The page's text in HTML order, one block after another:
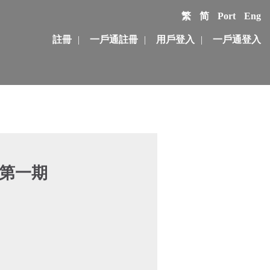
繁 简 Port Eng
註冊 | 一戶通註冊 | 用戶登入 | 一戶通登入
一期